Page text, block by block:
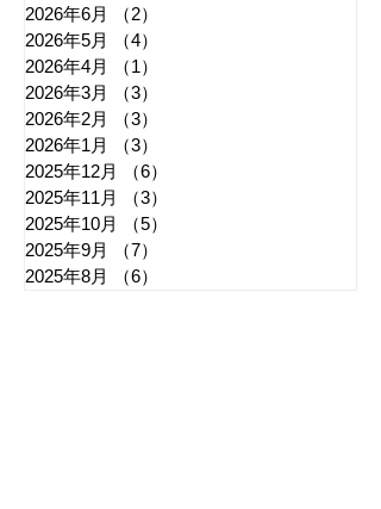
2026年6月
（2）
2026年5月
（4）
2026年4月
（1）
2026年3月
（3）
2026年2月
（3）
2026年1月
（3）
2025年12月
（6）
2025年11月
（3）
2025年10月
（5）
2025年9月
（7）
2025年8月
（6）